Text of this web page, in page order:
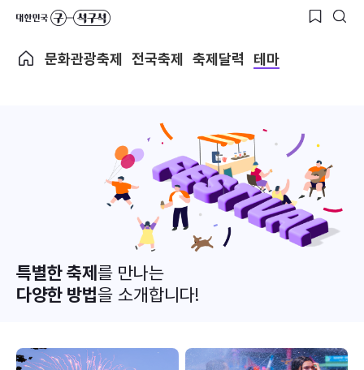
문화관광축제 전국축제 축제달력 테마
특별한 축제를 만나는
다양한 방법을 소개합니다!